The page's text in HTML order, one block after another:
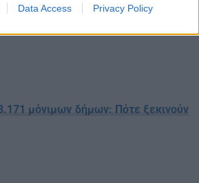
Data Access Privacy Policy
μόνιμων δήμων: Πότε ξεκινούν